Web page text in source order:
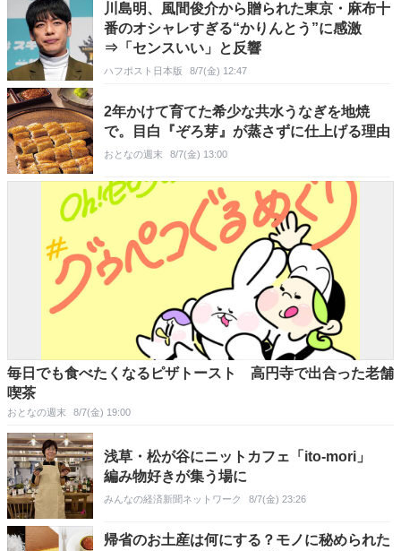
川島明、風間俊介から贈られた東京・麻布十
番のオシャレすぎる“かりんとう”に感激
⇒「センスいい」と反響
ハフポスト日本版 8/7(金) 12:47
2年かけて育てた希少な共水うなぎを地焼
で。目白『ぞろ芽』が蒸さずに仕上げる理由
おとなの週末 8/7(金) 13:00
毎日でも食べたくなるピザトースト 高円寺で出合った老舗
喫茶
おとなの週末 8/7(金) 19:00
浅草・松が谷にニットカフェ「ito-mori」
編み物好きが集う場に
みんなの経済新聞ネットワーク 8/7(金) 23:26
帰省のお土産は何にする？モノに秘められた